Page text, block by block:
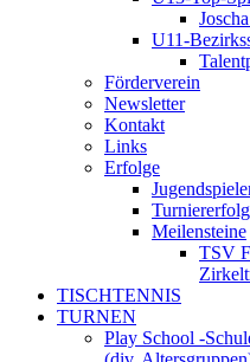
U11-
Förderverein
Newsletter
Kontakt
Links
Erfolge
Meilensteine
TSV
TISCHTENNIS
TURNEN
Play School -